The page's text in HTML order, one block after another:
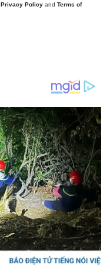
Privacy Policy and Terms of